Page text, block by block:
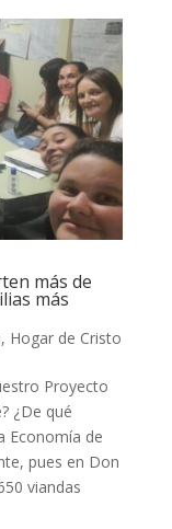
más de
más
, Hogar de Cristo
Proyecto
¿De qué
Economía de
pues en Don
viandas